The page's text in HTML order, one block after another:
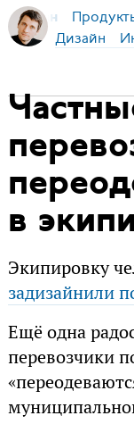
Бирман
Дизайн
в
Экипировку
задизайнили
Ещё одна
перевозчики